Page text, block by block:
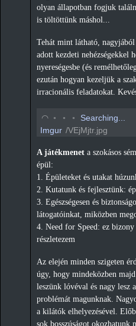
olyan állapotban fogjuk
is töltöttünk máshol...
Tehát mint látható,
adott kezdeti nehézségekkel
nyereségesbe (és
ezután hogyan kezeljük a
irracionális feladatokat.
◡ ◦ ◦ ◦
Searching...
Imgur /VEjMjtr.jpg
A játékmenet a szokásos
épül:
1. Épületeket és utakat
2. Kutatunk és fejlesztünk:
3. Egészségesen és
látogatóinkat, miközben
4. Need for Speed: ez
részletezem
Az elején minden szigeten
úgy, hogy mindeközben
leszünk lóvéval és nagy lesz
problémát magunknak.
a kilátók elhelyezésével.
sok bosszúságot okozhatunk